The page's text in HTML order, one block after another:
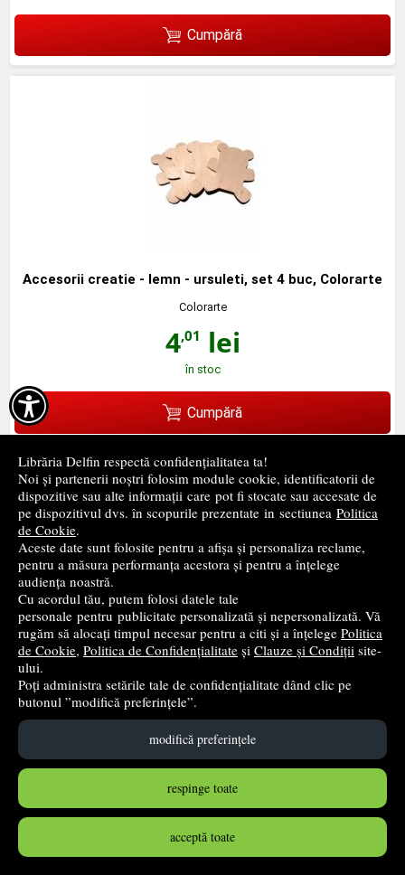

Librăria Delfin respectă confidențialitatea ta!
Noi și partenerii noștri folosim module cookie, identificatorii de
dispozitive sau alte informații care pot fi stocate sau accesate de
pe dispozitivul dvs. în scopurile prezentate in sectiunea Politica
de Cookie.
Aceste date sunt folosite pentru a afișa și personaliza reclame,
pentru a măsura performanța acestora și pentru a înțelege
audiența noastră.
Cu acordul tău, putem folosi datele tale
personale pentru publicitate personalizată și nepersonalizată. Vă
rugăm să alocați timpul necesar pentru a citi și a înțelege Politica
de Cookie, Politica de Confidențialitate și Clauze și Condiții site-
ului.
Poți administra setările tale de confidențialitate dând clic pe
butonul ”modifică preferințele”.
modifică preferințele
respinge toate
acceptă toate
Cumpără
Accesorii creatie - lemn - ursuleti, set 4 buc, Colorarte
Colorarte
4,01 lei
în stoc
Cumpără
Accesorii creatie - lemn - mixt aripi ingeri + bastonase,
set 20 buc, Colorarte
Colorarte
4,81lei
în stoc
Cumpără